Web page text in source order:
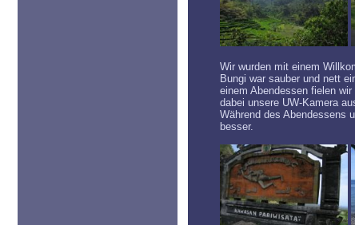
Wir wurden mit einem
Bungi war sauber und nett
einem Abendessen fielen
dabei unsere UW-Kamera
Während des Abendessens
besser.